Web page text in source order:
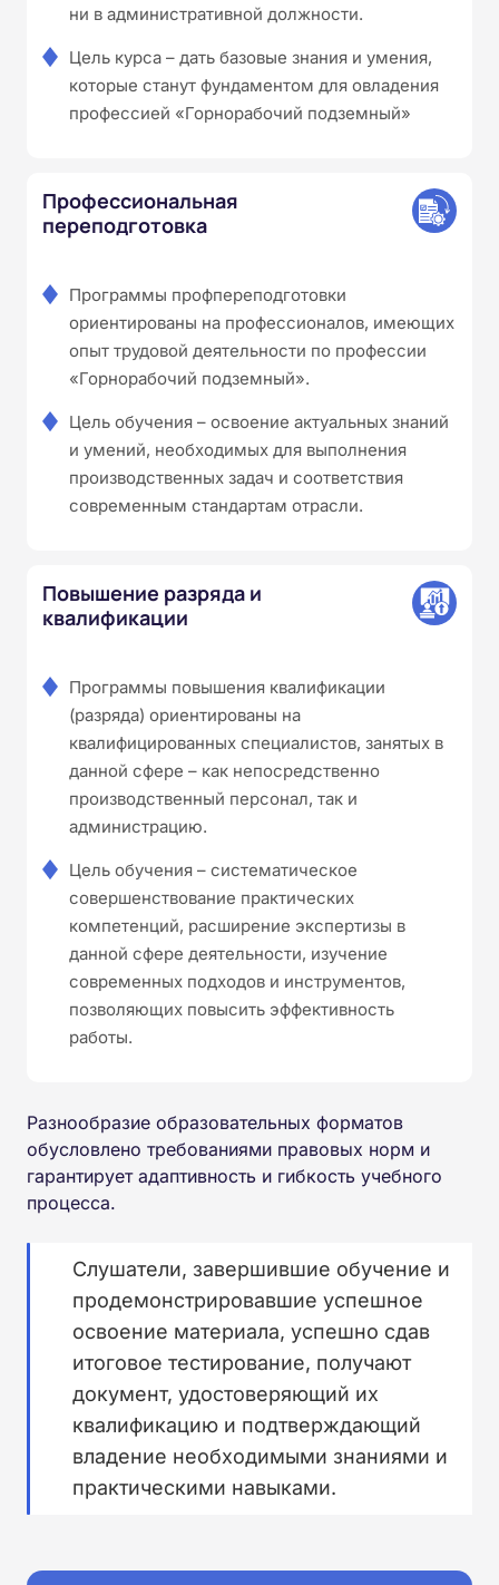
ни в административной должности.
Цель курса – дать базовые знания и умения,
которые станут фундаментом для овладения
профессией «Горнорабочий подземный»
Профессиональная
переподготовка
Программы профпереподготовки
ориентированы на профессионалов, имеющих
опыт трудовой деятельности по профессии
«Горнорабочий подземный».
Цель обучения – освоение актуальных знаний
и умений, необходимых для выполнения
производственных задач и соответствия
современным стандартам отрасли.
Повышение разряда и
квалификации
Программы повышения квалификации
(разряда) ориентированы на
квалифицированных специалистов, занятых в
данной сфере – как непосредственно
производственный персонал, так и
администрацию.
Цель обучения – систематическое
совершенствование практических
компетенций, расширение экспертизы в
данной сфере деятельности, изучение
современных подходов и инструментов,
позволяющих повысить эффективность
работы.
Разнообразие образовательных форматов
обусловлено требованиями правовых норм и
гарантирует адаптивность и гибкость учебного
процесса.
Слушатели, завершившие обучение и
продемонстрировавшие успешное
освоение материала, успешно сдав
итоговое тестирование, получают
документ, удостоверяющий их
квалификацию и подтверждающий
владение необходимыми знаниями и
практическими навыками.